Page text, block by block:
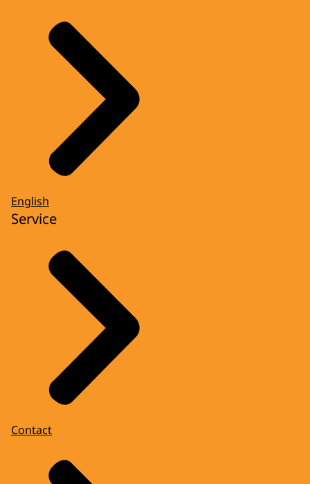
English
Service
Contact